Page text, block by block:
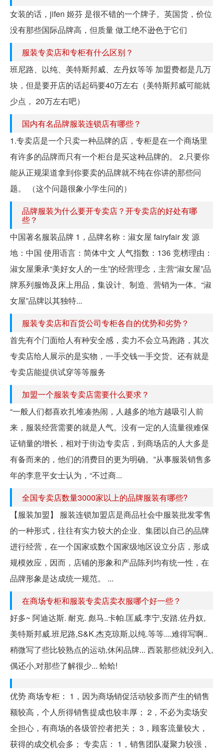
女装的话，jifen 姬芬 是很不错的一个牌子。英国货，价位
没有那些国际品牌高，但质量 做工绝不逊色于它们
服装专卖店和专柜有什么区别？
班尼路、以纯、美特斯邦威、左丹奴等等 加盟费都是几万
块，但是要开店的话起码要40万左右（美特斯邦威可能就
少点， 20万左右吧）
国内有名品牌服装连锁店有哪些？
1.专卖店是一个只卖一种品牌的店，专柜是在一个商场里
有许多的品牌而只有一个柜台是买这种品牌的。 2.只要你
能从正规渠道拿到你要卖的品牌就不纯在你讲的那些问
题。 （这个问题很象小学生问的）
品牌服装为什么要开专卖店？开专卖店的好处有哪
些？
中国著名服装品牌 1，品牌名称：淑女屋 fairyfair 发 源
地：中国 使用语言：简体中文 人气指数：136 竞榜理由：
淑女屋秉承“美好女人的一生”的经营理念，主营“淑女屋”品
牌系列服饰及床上用品，集设计、制造、营销为一体。“淑
女屋”品牌以其独特...
服装专卖店和百货公司专柜各自的优势和劣势？
首先有个门面给人有种安全感，卖力不会立马跑路，其次
专卖店给人展示的是实物，一手交钱一手交货。还有就是
专卖店能提供试穿等等服务
加盟一个服装专卖店需要什么要求？
“一般人们都喜欢扎堆凑热闹，人越多的地方越吸引人前
来，服装经营需要的就是人气。没有一定的人流量很难保
证销量的增长，相对于街边专卖店，到商场店的人大多是
有备而来的，他们的消费目的更为明确。”从事服装销售多
年的李意平女士认为，“不过商...
全国专卖店数量3000家以上的品牌服装有哪些?
【服装加盟】 服装连锁加盟店是商品社会中服装批发零售
的一种形式，往往有实力较大的企业、集团以自己的品牌
进行经营，在一个国家或数个国家级地区设立分店，形成
规模效应，因而，店铺的形象和产品陈列均有统一性，在
品牌形象是达成统一规范。 ...
在商场专柜和服装专卖店卖衣服哪个好一些？
好多~ 阿迪达斯. 耐克. 彪马..卡帕.匡威.李宁,安踏.佐丹奴,
美特斯邦威.班尼路,S&K.杰克琼斯,以纯.等等....难得写啊..
稍微写了些比较熟点的运动,休闲品牌... 西装那些就没列入,
偶还小,对那些了解很少... 蛤蛤!
优势 商场专柜： 1，因为商场销促活动较多而产生的销售
额较高，个人所得销售提成也较丰厚； 2，不必为卖场安
全担心，有商场的各级管控者把关； 3，顾客流量较大，
获得的成交机会多； 专卖店： 1，销售团队凝聚力较强，